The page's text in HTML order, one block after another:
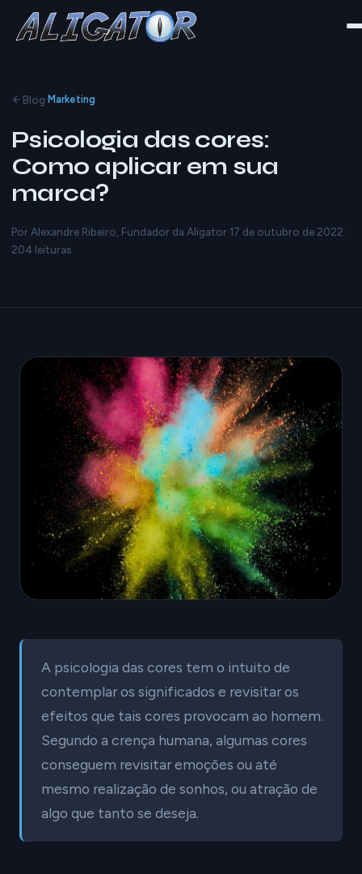
Blog· Marketing
Psicologia das cores:
Como aplicar em sua
marca?
Por Alexandre Ribeiro, Fundador da Aligator·17 de outubro de 2022·
204 leituras
A psicologia das cores tem o intuito de
contemplar os significados e revisitar os
efeitos que tais cores provocam ao homem.
Segundo a crença humana, algumas cores
conseguem revisitar emoções ou até
mesmo realização de sonhos, ou atração de
algo que tanto se deseja.